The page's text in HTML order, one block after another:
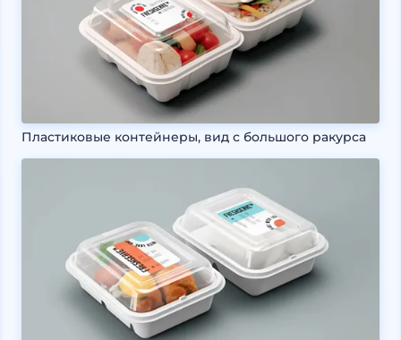
Пластиковые контейнеры, вид с большого ракурса